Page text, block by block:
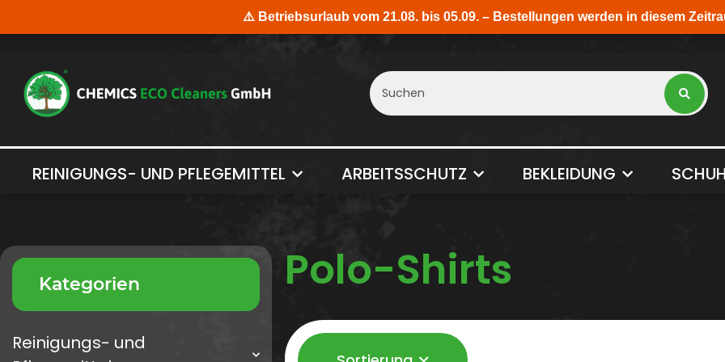
REINIGUNGS- UND PFLEGEMITTEL ARBEITSSCHUTZ BEKLEIDUNG
Polo-Shirts
Kategorien
Reinigungs- und